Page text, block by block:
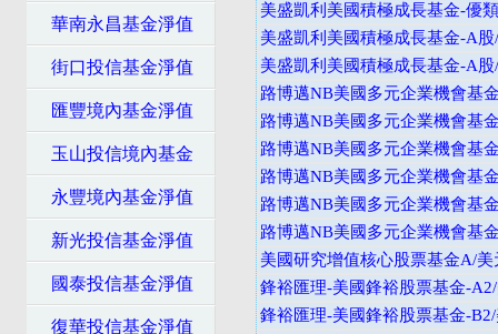
華南永昌基金淨值
街口投信基金淨值
匯豐境內基金淨值
玉山投信境內基金
永豐境內基金淨值
新光投信基金淨值
國泰投信基金淨值
復華投信基金淨值
美盛凱利美國積極成長基金-優
美盛凱利美國積極成長基金-A
美盛凱利美國積極成長基金-A
路博邁NB美國多元企業機會基
路博邁NB美國多元企業機會基
路博邁NB美國多元企業機會基
路博邁NB美國多元企業機會基
路博邁NB美國多元企業機會基
路博邁NB美國多元企業機會基
美國研究增值核心股票基金A/美
鋒裕匯理-美國鋒裕股票基金-
鋒裕匯理-美國鋒裕股票基金-